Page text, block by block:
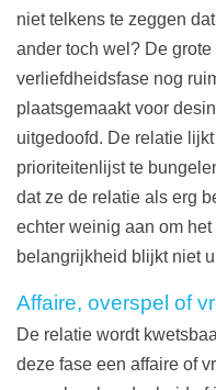
niet telkens te zeggen
ander toch wel? De
verliefdheidsfase nog
plaatsgemaakt voor
uitgedoofd. De relatie
prioriteitenlijst te
dat ze de relatie als erg
echter weinig aan om
belangrijkheid blijkt niet
Affaire, overspel of
De relatie wordt
deze fase een affaire of